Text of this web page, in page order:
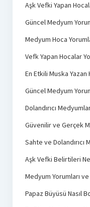
Aşk Vefki Yapan
Güncel Medyum
Medyum Hoca
Vefk Yapan Hocalar
En Etkili Muska
Güncel Medyum
Dolandırıcı
Güvenilir ve Gerçek
Sahte ve Dolandırıcı
Aşk Vefki Belirtileri
Medyum Yorumları
Papaz Büyüsü Nasıl